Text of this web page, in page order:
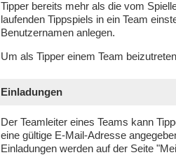
Tipper bereits mehr als die vom
laufenden Tippspiels in ein Team
Benutzernamen anlegen.
Um als Tipper einem Team
Einladungen
Der Teamleiter eines Teams kann
eine gültige E-Mail-Adresse
Einladungen werden auf der Seite